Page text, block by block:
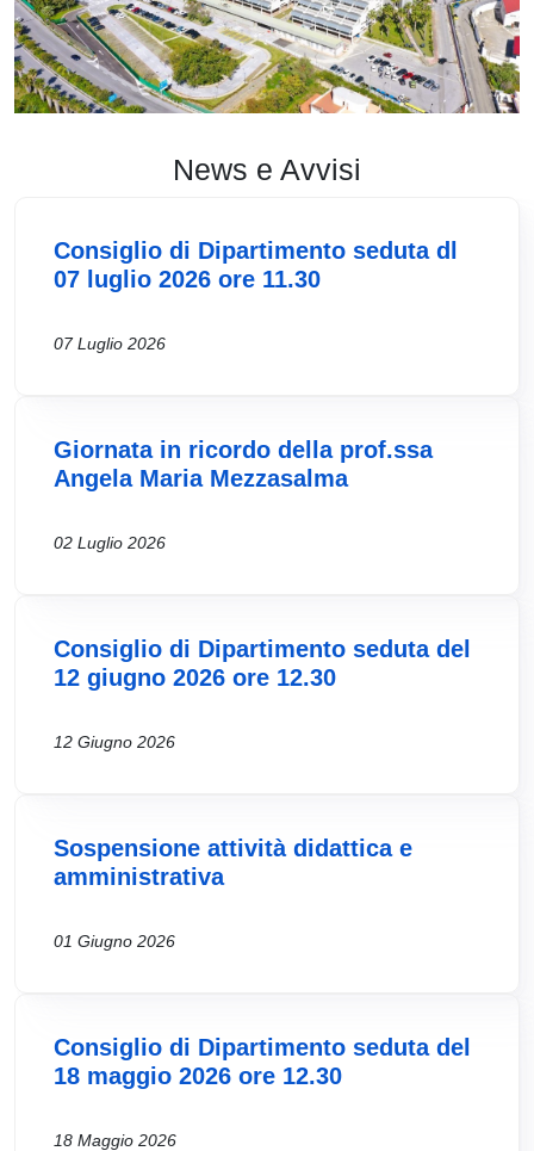
News e Avvisi
Consiglio di Dipartimento seduta dl
07 luglio 2026 ore 11.30
07 Luglio 2026
Giornata in ricordo della prof.ssa
Angela Maria Mezzasalma
02 Luglio 2026
Consiglio di Dipartimento seduta del
12 giugno 2026 ore 12.30
12 Giugno 2026
Sospensione attività didattica e
amministrativa
01 Giugno 2026
Consiglio di Dipartimento seduta del
18 maggio 2026 ore 12.30
18 Maggio 2026